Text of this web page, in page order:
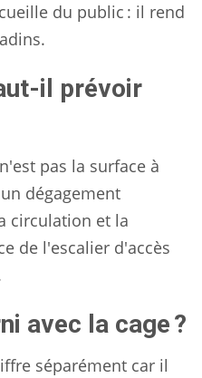
du public : il rend
il prévoir
pas la surface à
dégagement
circulation et la
de l'escalier d'accès
avec la cage ?
séparément car il